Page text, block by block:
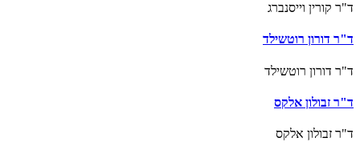
קורין וייסנברג
דורון רוטשילד
דורון רוטשילד
זבולון אלקס
זבולון אלקס